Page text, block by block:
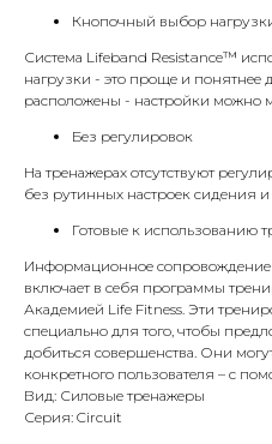
Кнопочный выбор
Система Lifeband Resistance™
нагрузки - это проще и
расположены - настройки можно
Без регулировок
На тренажерах отсутствуют
без рутинных настроек сидения и
Готовые к использованию
Информационное сопровождение
включает в себя программы
Академией Life Fitness. Эти
специально для того, чтобы
добиться совершенства. Они
конкретного пользователя – с
Вид: Силовые тренажеры
Серия: Circuit